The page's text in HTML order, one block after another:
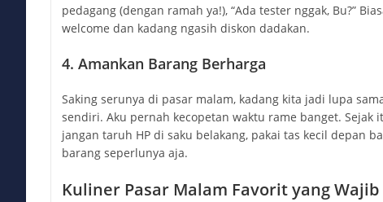
pedagang (dengan ramah ya!), “Ada tester nggak, Bu?”
welcome dan kadang ngasih diskon dadakan.
4. Amankan Barang Berharga
Saking serunya di pasar malam, kadang kita jadi lupa
sendiri. Aku pernah kecopetan waktu rame banget. Sejak
jangan taruh HP di saku belakang, pakai tas kecil depan
barang seperlunya aja.
Kuliner Pasar Malam Favorit yang